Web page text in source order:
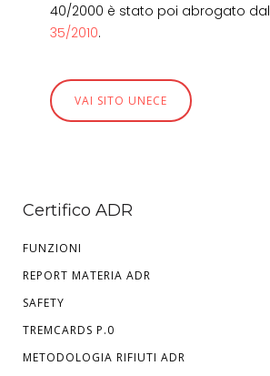
40/2000 è stato poi abrogato dal
35/2010.
VAI SITO UNECE
Certifico ADR
FUNZIONI
REPORT MATERIA ADR
SAFETY
TREMCARDS P.0
METODOLOGIA RIFIUTI ADR